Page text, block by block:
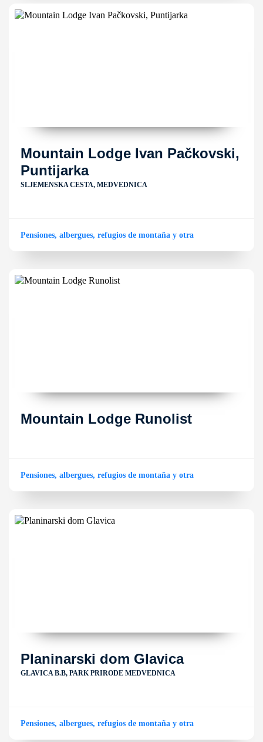
Mountain Lodge Ivan Pačkovski,
Puntijarka
SLJEMENSKA CESTA, MEDVEDNICA
Pensiones, albergues, refugios de montaña y otra
Mountain Lodge Runolist
Pensiones, albergues, refugios de montaña y otra
Planinarski dom Glavica
GLAVICA B.B, PARK PRIRODE MEDVEDNICA
Pensiones, albergues, refugios de montaña y otra